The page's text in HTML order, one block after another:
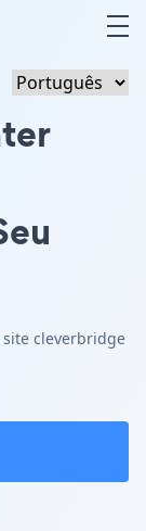
site cleverbridge